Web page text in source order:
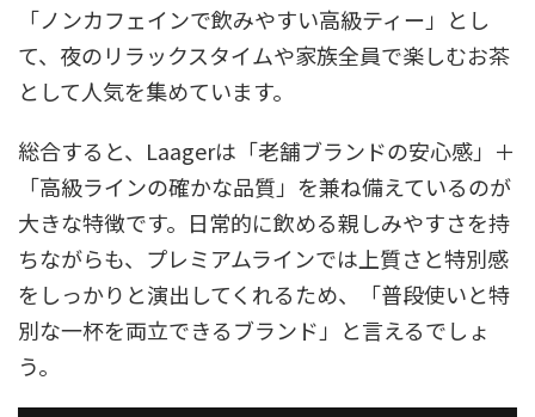
「ノンカフェインで飲みやすい高級ティー」とし
て、夜のリラックスタイムや家族全員で楽しむお茶
として人気を集めています。
総合すると、Laagerは「老舗ブランドの安心感」＋
「高級ラインの確かな品質」を兼ね備えているのが
大きな特徴です。日常的に飲める親しみやすさを持
ちながらも、プレミアムラインでは上質さと特別感
をしっかりと演出してくれるため、「普段使いと特
別な一杯を両立できるブランド」と言えるでしょ
う。